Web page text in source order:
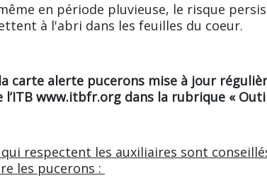
en période pluvieuse, le risque
à l'abri dans les feuilles du coeur.
carte alerte pucerons mise à jour
www.itbfr.org dans la rubrique «
respectent les auxiliaires sont
les pucerons :